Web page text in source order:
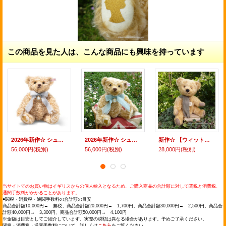
この商品を見た人は、こんな商品にも興味を持っています
2026年新作☆ シュタイフ エリザベス女王2世 100周年 バースデーベア 30cm
56,000円(税別)
2026年新作☆ シュタイフ エリザベス女王2世 100周年 バースデーベア 30cm 199番
56,000円(税別)
新作☆ 【ウィットニー限定】ウィットニー2026ベア 30cm
28,000円(税別)
当サイトでのお買い物はイギリスからの個人輸入となるため、ご購入商品の合計額に対して関税と消費税、
通関手数料がかかることがあります。
●関税・消費税・通関手数料の合計額の目安
商品合計額10,000円→ 無税、商品合計額20,000円→ 1,700円、商品合計額30,000円→ 2,500円、商品合
計額40,000円→ 3,300円、商品合計額50,000円→ 4,100円
※金額は目安としてご紹介しています。実際の税額は異なる場合があります。予めご了承ください。